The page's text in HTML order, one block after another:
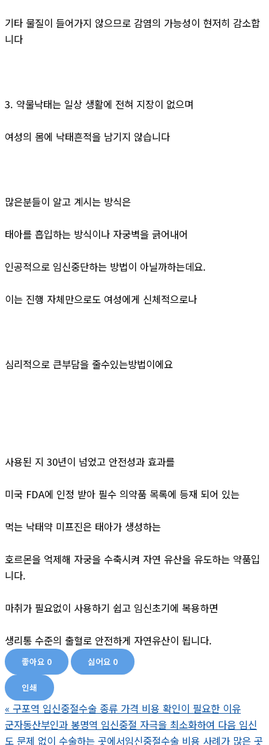
기타 물질이 들어가지 않으므로 감염의 가능성이 현저히 감소합
니다
3. 약물낙태는 일상 생활에 전혀 지장이 없으며
여성의 몸에 낙태흔적을 남기지 않습니다
많은분들이 알고 계시는 방식은
태아를 흡입하는 방식이나 자궁벽을 긁어내어
인공적으로 임신중단하는 방법이 아닐까하는데요.
이는 진행 자체만으로도 여성에게 신체적으로나
심리적으로 큰부담을 줄수있는방법이에요
사용된 지 30년이 넘었고 안전성과 효과를
미국 FDA에 인정 받아 필수 의약품 목록에 등재 되어 있는
먹는 낙태약 미프진은 태아가 생성하는
호르몬을 억제해 자궁을 수축시켜 자연 유산을 유도하는 약품입
니다.
마취가 필요없이 사용하기 쉽고 임신초기에 복용하면
생리통 수준의 출혈로 안전하게 자연유산이 됩니다.
좋아요 0 싫어요 0
인쇄
« 구포역 임신중절수술 종류 가격 비용 확인이 필요한 이유
군자동산부인과 봉명역 임신중절 자극을 최소화하여 다음 임신
도 문제 없이 수술하는 곳에서임신중절수술 비용 사례가 많은 곳